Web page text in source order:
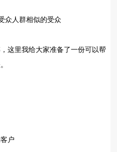
众人群相似的受众
这里我给大家准备了一份可以帮
户